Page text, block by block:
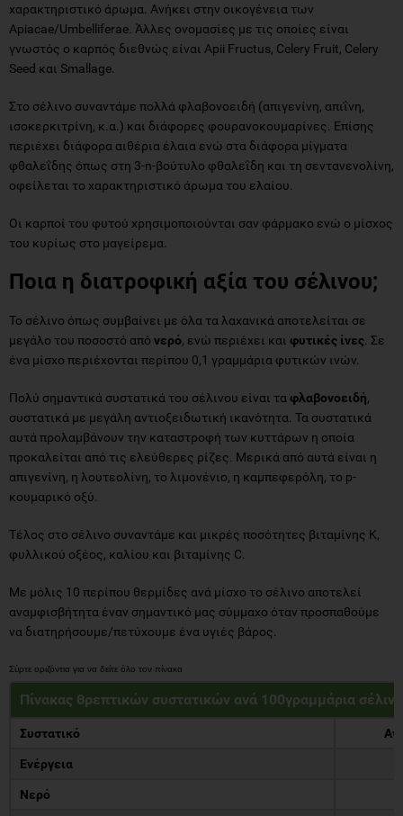
χαρακτηριστικό άρωμα. Ανήκει στην οικογένεια των
Apiacae/Umbelliferae. Άλλες ονομασίες με τις οποίες είναι
γνωστός ο καρπός διεθνώς είναι Apii Fructus, Celery Fruit, Celery
Seed και Smallage.
Στο σέλινο συναντάμε πολλά φλαβονοειδή (απιγενίνη, απιΐνη,
ισοκερκιτρίνη, κ.α.) και διάφορες φουρανοκουμαρίνες. Επίσης
περιέχει διάφορα αιθέρια έλαια ενώ στα διάφορα μίγματα
φθαλεΐδης όπως στη 3-n-βούτυλο φθαλεΐδη και τη σεντανενολίνη,
οφείλεται το χαρακτηριστικό άρωμα του ελαίου.
Οι καρποί του φυτού χρησιμοποιούνται σαν φάρμακο ενώ ο μίσχος
του κυρίως στο μαγείρεμα.
Ποια η διατροφική αξία του σέλινου;
Το σέλινο όπως συμβαίνει με όλα τα λαχανικά αποτελείται σε
μεγάλο του ποσοστό από νερό, ενώ περιέχει και φυτικές ίνες . Σε
ένα μίσχο περιέχονται περίπου 0,1 γραμμάρια φυτικών ινών.
Πολύ σημαντικά συστατικά του σέλινου είναι τα φλαβονοειδή,
συστατικά με μεγάλη αντιοξειδωτική ικανότητα. Τα συστατικά
αυτά προλαμβάνουν την καταστροφή των κυττάρων η οποία
προκαλείται από τις ελεύθερες ρίζες. Μερικά από αυτά είναι η
απιγενίνη, η λουτεολίνη, το λιμονένιο, η καμπεφερόλη, το p-
κουμαρικό οξύ.
Τέλος στο σέλινο συναντάμε και μικρές ποσότητες βιταμίνης Κ,
φυλλικού οξέος, καλίου και βιταμίνης C.
Με μόλις 10 περίπου θερμίδες ανά μίσχο το σέλινο αποτελεί
αναμφισβήτητα έναν σημαντικό μας σύμμαχο όταν προσπαθούμε
να διατηρήσουμε/πετύχουμε ένα υγιές βάρος.
Πίνακας θρεπτικών συστατικών ανά 100γραμμάρια
Συστατικό
Ενέργεια
Νερό